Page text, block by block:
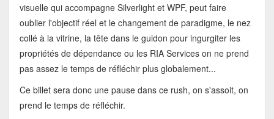
visuelle qui accompagne Silverlight et WPF, peut faire
oublier l'objectif réel et le changement de paradigme, le nez
collé à la vitrine, la tête dans le guidon pour ingurgiter les
propriétés de dépendance ou les RIA Services on ne prend
pas assez le temps de réfléchir plus globalement...
Ce billet sera donc une pause dans ce rush, on s'assoit, on
prend le temps de réfléchir.